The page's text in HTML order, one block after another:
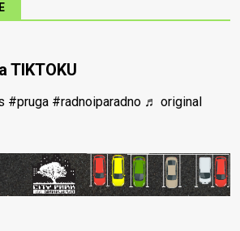
TIKTOKU
#pruga #radnoiparadno ♬ original